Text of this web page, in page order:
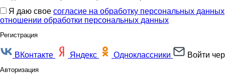
Я даю свое согласие на обработку персональных данных
отношении обработки персональных данных
Регистрация
ВКонтакте Яндекс Одноклассники Войти
Авторизация